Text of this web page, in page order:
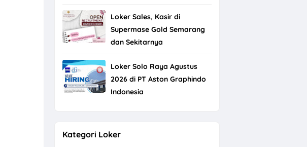
Loker Sales, Kasir di
Supermase Gold Semarang
dan Sekitarnya
Loker Solo Raya Agustus
2026 di PT Aston Graphindo
Indonesia
Kategori Loker